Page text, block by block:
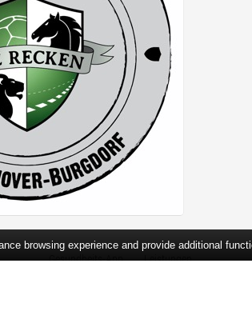
Gesundheits-App Leistungen
browsing experience and provide additional